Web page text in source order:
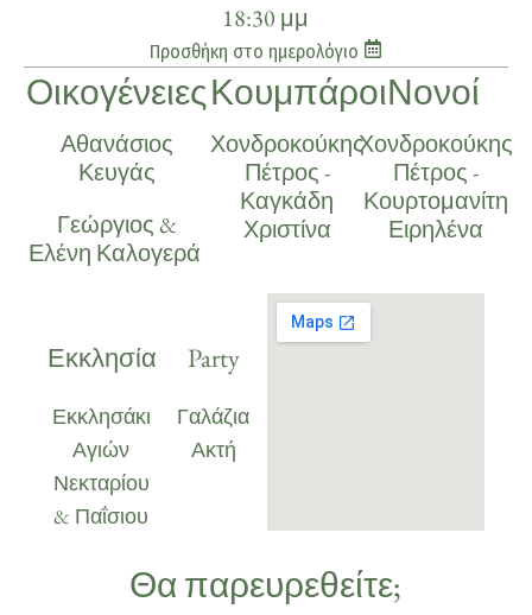
18:30 μμ
Προσθήκη στο ημερολόγιο
Οικογένειες
Αθανάσιος
Κευγάς
Γεώργιος &
Ελένη Καλογερά
Κουμπάροι
Χονδροκούκης
Πέτρος -
Καγκάδη
Χριστίνα
Νονοί
Χονδροκούκης
Πέτρος -
Κουρτομανίτη
Ειρηλένα
Εκκλησία
Εκκλησάκι
Αγιών
Νεκταρίου
& Παΐσιου
Party
Γαλάζια
Ακτή
Θα παρευρεθείτε;